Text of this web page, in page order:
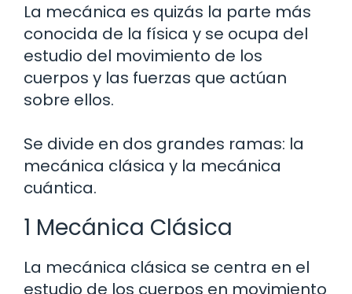
La mecánica es quizás la parte más
conocida de la física y se ocupa del
estudio del movimiento de los
cuerpos y las fuerzas que actúan
sobre ellos.
Se divide en dos grandes ramas: la
mecánica clásica y la mecánica
cuántica.
1 Mecánica Clásica
La mecánica clásica se centra en el
estudio de los cuerpos en movimiento